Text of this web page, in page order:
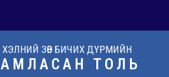
ЗӨВ БИЧИХ ДҮРМИЙН
ТОЛЬ